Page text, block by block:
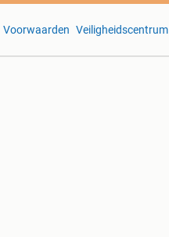
Voorwaarden Veiligheidscentrum